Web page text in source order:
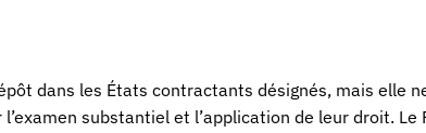
dans les États contractants désignés, mais elle
substantiel et l’application de leur droit.